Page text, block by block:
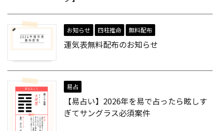
お知らせ 四柱推命 無料配布
運気表無料配布のお知らせ
易占
【易占い】2026年を易で占ったら眩しす
ぎてサングラス必須案件